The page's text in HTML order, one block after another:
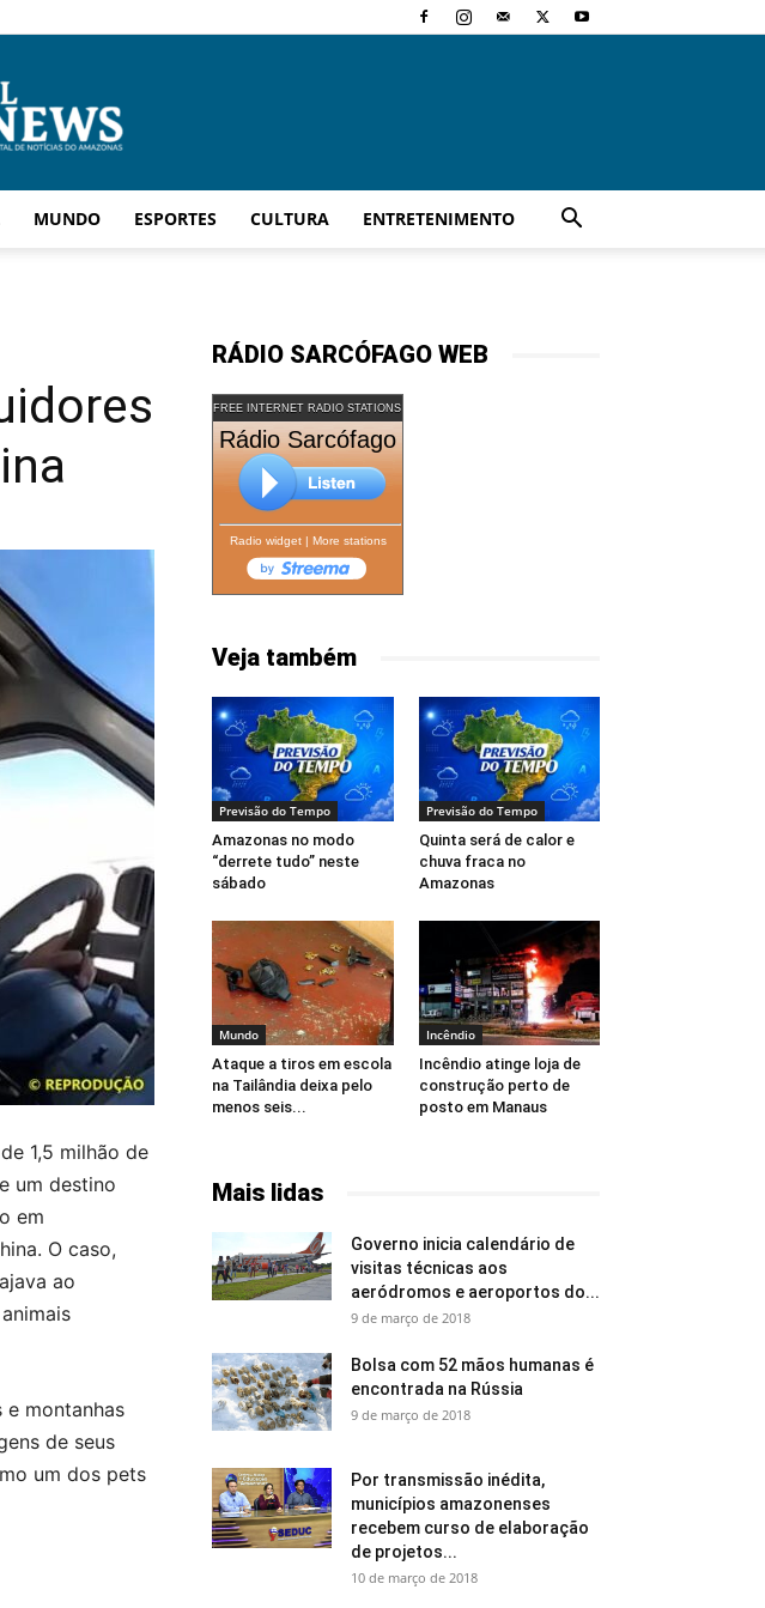
MUNDO ESPORTES CULTURA ENTRETENIMENTO
1,5 milhão de
um destino
em
O caso,
ao
e montanhas
de seus
um dos pets
RÁDIO SARCÓFAGO WEB
FREE INTERNET RADIO STATIONS
Rádio Sarcófago
Radio widget| More stations
Veja também
Previsão do Tempo
Amazonas no modo
“derrete tudo” neste
sábado
Previsão do Tempo
Quinta será de calor e
chuva fraca no
Amazonas
Mundo
Ataque a tiros em escola
na Tailândia deixa pelo
menos seis...
Incêndio
Incêndio atinge loja de
construção perto de
posto em Manaus
Mais lidas
Governo inicia calendário de
visitas técnicas aos
aeródromos e aeroportos do...
9 de março de 2018
Bolsa com 52 mãos humanas é
encontrada na Rússia
9 de março de 2018
Por transmissão inédita,
municípios amazonenses
recebem curso de elaboração
de projetos...
10 de março de 2018